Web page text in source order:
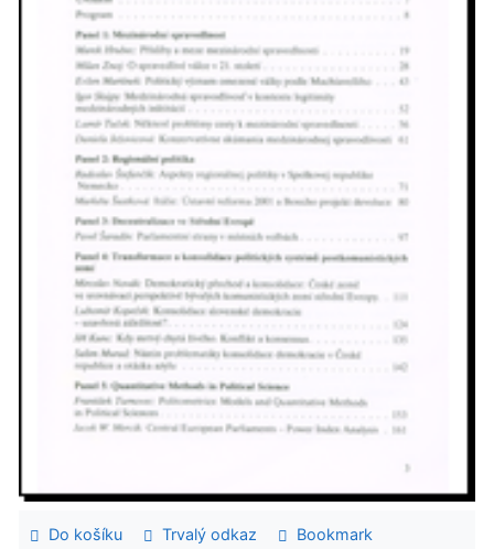
Do košíku Trvalý odkaz
Bookmark